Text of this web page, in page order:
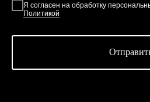
Я согласен на обработку
Политикой